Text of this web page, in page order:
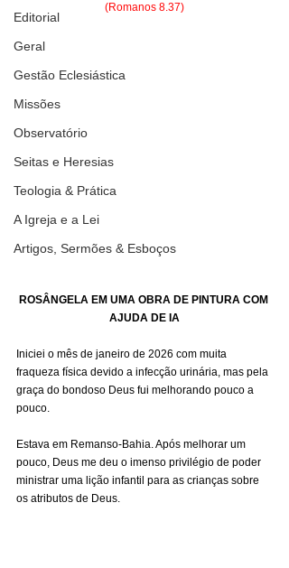
Editorial
Geral
Gestão Eclesiástica
Missões
Observatório
Seitas e Heresias
Teologia & Prática
A Igreja e a Lei
Artigos, Sermões & Esboços
(Romanos 8.37)
ROSÂNGELA EM UMA OBRA DE PINTURA COM
AJUDA DE IA
Iniciei o mês de janeiro de 2026 com muita
fraqueza física devido a infecção urinária, mas pela
graça do bondoso Deus fui melhorando pouco a
pouco.
Estava em Remanso-Bahia. Após melhorar um
pouco, Deus me deu o imenso privilégio de poder
ministrar uma lição infantil para as crianças sobre
os atributos de Deus.